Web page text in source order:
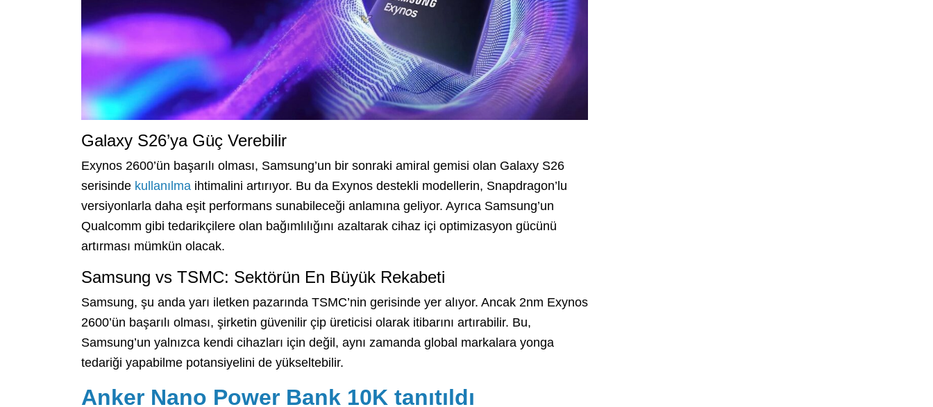
Galaxy S26’ya Güç Verebilir
Exynos 2600’ün başarılı olması, Samsung’un bir sonraki amiral gemisi olan Galaxy S26
serisinde kullanılma ihtimalini artırıyor. Bu da Exynos destekli modellerin, Snapdragon’lu
versiyonlarla daha eşit performans sunabileceği anlamına geliyor. Ayrıca Samsung’un
Qualcomm gibi tedarikçilere olan bağımlılığını azaltarak cihaz içi optimizasyon gücünü
artırması mümkün olacak.
Samsung vs TSMC: Sektörün En Büyük Rekabeti
Samsung, şu anda yarı iletken pazarında TSMC’nin gerisinde yer alıyor. Ancak 2nm Exynos
2600’ün başarılı olması, şirketin güvenilir çip üreticisi olarak itibarını artırabilir. Bu,
Samsung’un yalnızca kendi cihazları için değil, aynı zamanda global markalara yonga
tedariği yapabilme potansiyelini de yükseltebilir.
Anker Nano Power Bank 10K tanıtıldı